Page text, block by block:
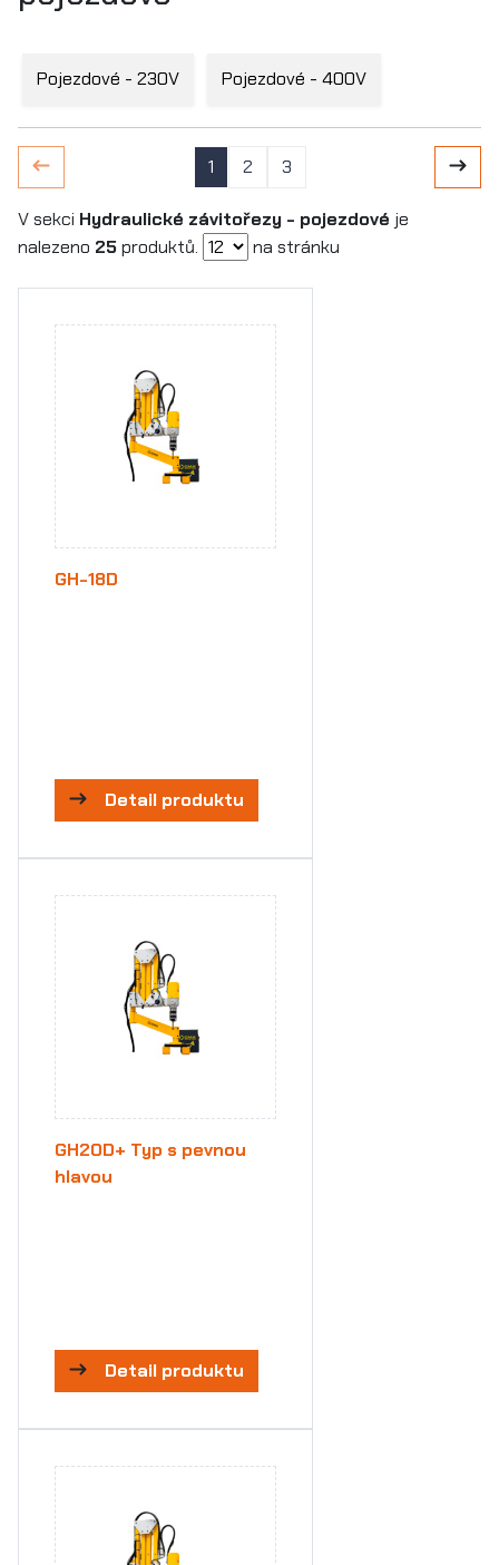
Pojezdové - 230V Pojezdové - 400V
1 2 3
V sekci Hydraulické závitořezy - pojezdové je
nalezeno 25produktů. na stránku
GH-18D
Detail produktu
GH20D+ Typ s pevnou
hlavou
Detail produktu